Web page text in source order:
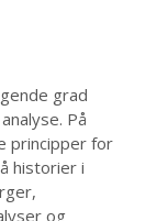
grad
På
principper for
historier i
og